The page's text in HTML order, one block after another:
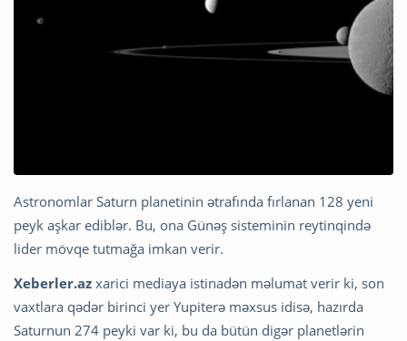
Astronomlar Saturn planetinin ətrafında fırlanan 128 yeni
peyk aşkar ediblər. Bu, ona Günəş sisteminin reytinqində
lider mövqe tutmağa imkan verir.
Xeberler.az xarici mediaya istinadən məlumat verir ki, son
vaxtlara qədər birinci yer Yupiterə məxsus idisə, hazırda
Saturnun 274 peyki var ki, bu da bütün digər planetlərin